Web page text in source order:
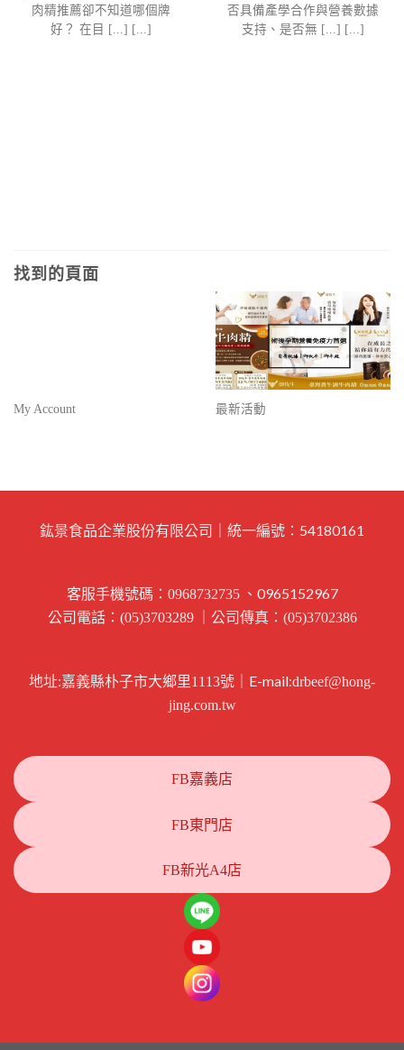
肉精推薦卻不知道哪個牌
好？ 在目 [...] [...]
否具備產學合作與營養數據
支持、是否無 [...] [...]
找到的頁面
My Account 最新活動
鈜景食品企業股份有限公司｜統一編號：54180161
客服手機號碼： 0968732735、0965152967
公司電話： (05)3703289｜公司傳真： (05)3702386
地址:嘉義縣朴子市大鄉里1113號 ｜E-mail:drbeef@hong-
jing.com.tw
FB嘉義店
FB東門店
FB新光A4店